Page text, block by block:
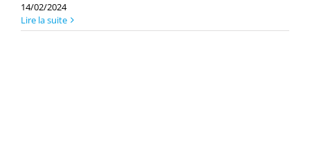
14/02/2024
Lire la suite